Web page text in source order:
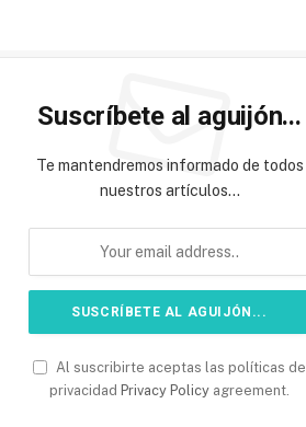
Suscríbete al aguijón...
Te mantendremos informado de todos
nuestros artículos...
Al suscribirte aceptas las políticas de
privacidad Privacy Policy agreement.